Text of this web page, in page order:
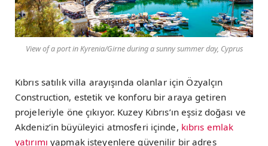
View of a port in Kyrenia/Girne during a sunny summer day, Cyprus
Kıbrıs satılık villa arayışında olanlar için Özyalçın
Construction, estetik ve konforu bir araya getiren
projeleriyle öne çıkıyor. Kuzey Kıbrıs’ın eşsiz doğası ve
Akdeniz’in büyüleyici atmosferi içinde, kıbrıs emlak
yatırımı yapmak isteyenlere güvenilir bir adres